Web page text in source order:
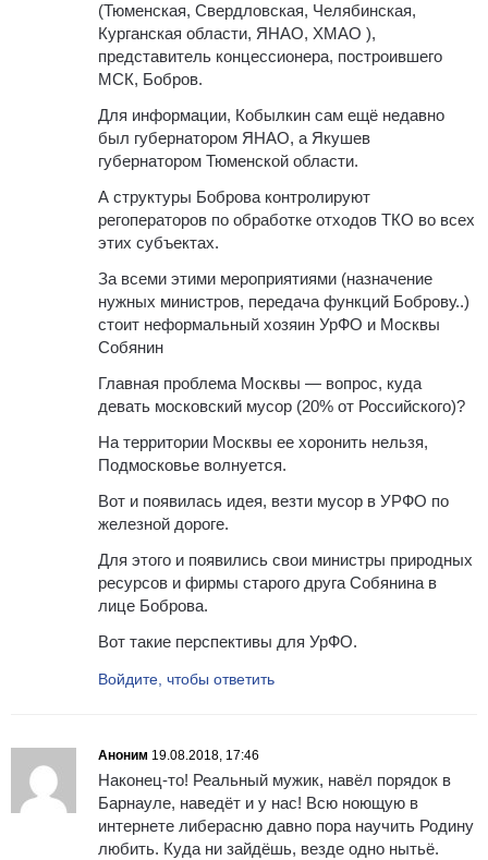
(Тюменская, Свердловская, Челябинская,
Курганская области, ЯНАО, ХМАО ),
представитель концессионера, построившего
МСК, Бобров.
Для информации, Кобылкин сам ещё недавно
был губернатором ЯНАО, а Якушев
губернатором Тюменской области.
А структуры Боброва контролируют
регоператоров по обработке отходов ТКО во всех
этих субъектах.
За всеми этими мероприятиями (назначение
нужных министров, передача функций Боброву..)
стоит неформальный хозяин УрФО и Москвы
Собянин
Главная проблема Москвы — вопрос, куда
девать московский мусор (20% от Российского)?
На территории Москвы ее хоронить нельзя,
Подмосковье волнуется.
Вот и появилась идея, везти мусор в УРФО по
железной дороге.
Для этого и появились свои министры природных
ресурсов и фирмы старого друга Собянина в
лице Боброва.
Вот такие перспективы для УрФО.
Войдите, чтобы ответить
Аноним 19.08.2018, 17:46
Наконец-то! Реальный мужик, навёл порядок в
Барнауле, наведёт и у нас! Всю ноющую в
интернете либерасню давно пора научить Родину
любить. Куда ни зайдёшь, везде одно нытьё.